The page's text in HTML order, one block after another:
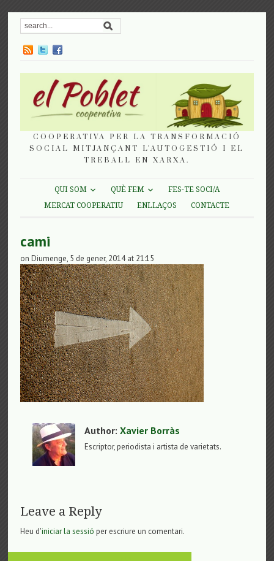
COOPERATIVA PER LA TRANSFORMACIÓ
SOCIAL MITJANÇANT L'AUTOGESTIÓ I EL
TREBALL EN XARXA.
QUI SOM QUÈ FEM
FES-TE SOCI/A
MERCAT COOPERATIU
ENLLAÇOS CONTACTE
cami
on Diumenge, 5 de gener, 2014 at 21:15
Author:Xavier Borràs
Escriptor, periodista i artista de varietats.
Leave a Reply
Heu d'iniciar la sessió per escriure un comentari.